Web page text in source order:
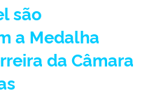
são
a Medalha
da Câmara